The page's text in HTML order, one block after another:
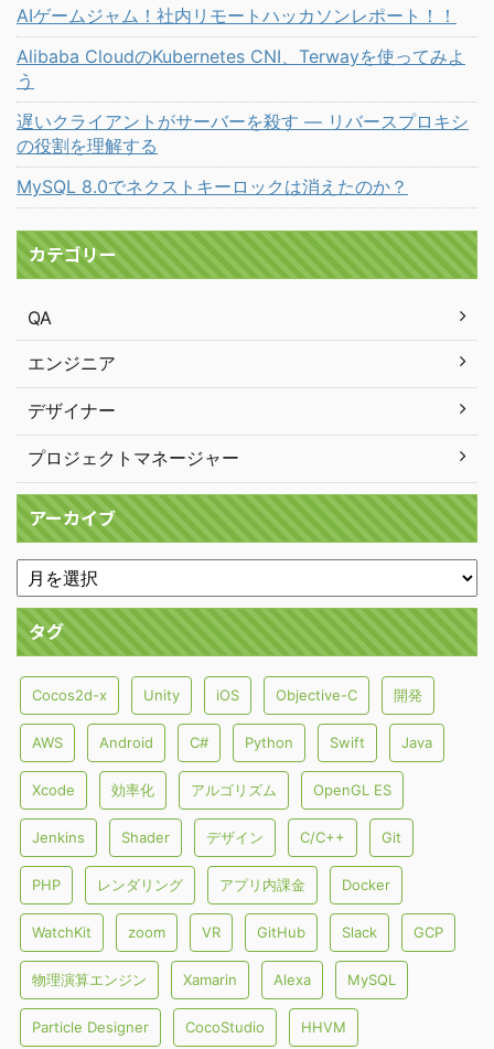
AIゲームジャム！社内リモートハッカソンレポート！！
Alibaba CloudのKubernetes CNI、Terwayを使ってみよ
う
遅いクライアントがサーバーを殺す ― リバースプロキシ
の役割を理解する
MySQL 8.0でネクストキーロックは消えたのか？
カテゴリー
QA
エンジニア
デザイナー
プロジェクトマネージャー
アーカイブ
タグ
Cocos2d-x Unity iOS Objective-C 開発
AWS Android C# Python Swift Java
Xcode 効率化 アルゴリズム OpenGL ES
Jenkins Shader デザイン C/C++ Git
PHP レンダリング アプリ内課金 Docker
WatchKit zoom VR GitHub Slack GCP
物理演算エンジン Xamarin Alexa MySQL
Particle Designer CocoStudio HHVM